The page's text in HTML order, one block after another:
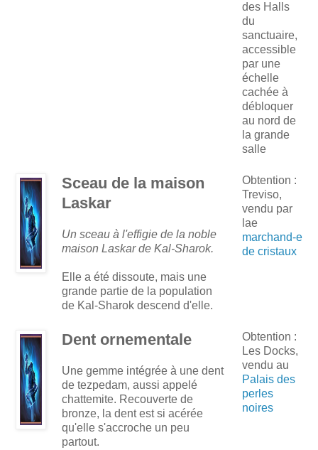
des Halls
du
sanctuaire,
accessible
par une
échelle
cachée à
débloquer
au nord de
la grande
salle
Sceau de la maison
Laskar
Un sceau à l'effigie de la noble
maison Laskar de Kal-Sharok.
Elle a été dissoute, mais une
grande partie de la population
de Kal-Sharok descend d'elle.
Obtention :
Treviso,
vendu par
lae
marchand-e
de cristaux
Dent ornementale
Une gemme intégrée à une dent
de tezpedam, aussi appelé
chattemite. Recouverte de
bronze, la dent est si acérée
qu'elle s'accroche un peu
partout.
Obtention :
Les Docks,
vendu au
Palais des
perles
noires